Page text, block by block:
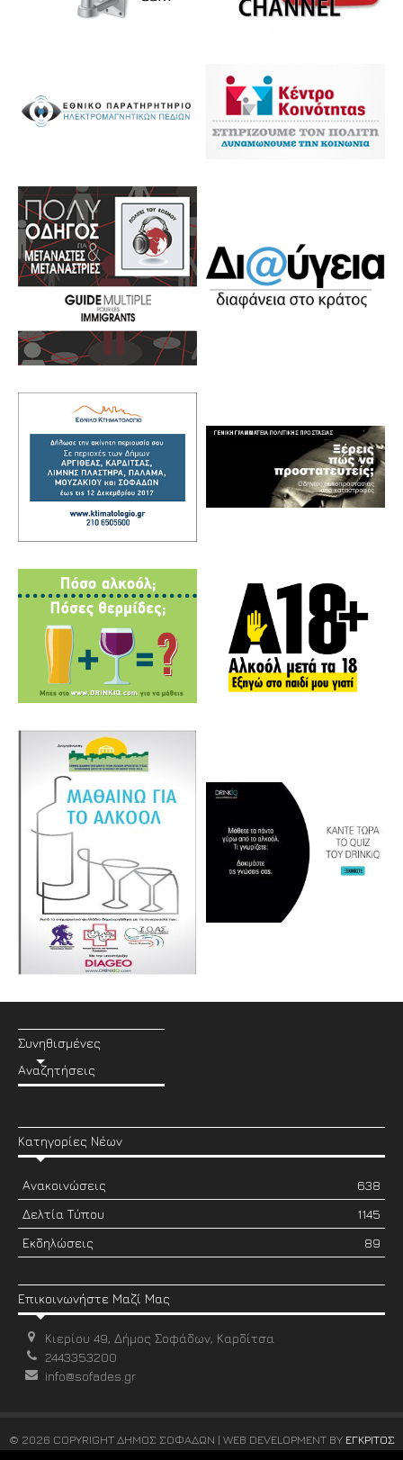
Συνηθισμένες
Αναζητήσεις
Κατηγορίες Νέων
Ανακοινώσεις
638
Δελτία Τύπου
1145
Εκδηλώσεις
89
Επικοινωνήστε Μαζί Μας
Κιερίου 49, Δήμος Σοφάδων, Καρδίτσα
2443353200
info@sofades.gr
© 2026 COPYRIGHT ΔΗΜΟΣ ΣΟΦΑΔΩΝ | WEB DEVELOPMENT BY ΕΓΚΡΙΤΟΣ